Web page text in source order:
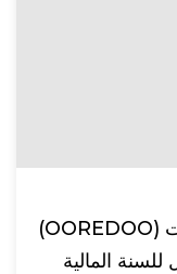
موبايل الوطنية الفلسطينية للاتصالات (OOREDOO)
للسنة المالية